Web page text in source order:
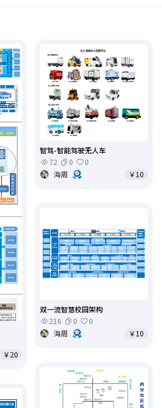
￥20
智驾-智能驾驶无人车
72
0
0
海周
￥10
双一流智慧校园架构
216
0
0
海周
￥10